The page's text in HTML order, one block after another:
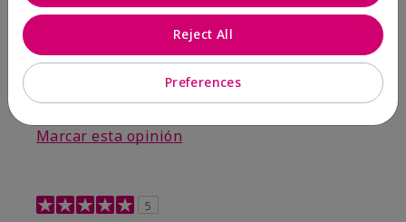
ConclusiónSí, recomendaría a un amigo
¿Le ha resultado útil esta
opinión?
3 1
Marcar esta opinión
5
Preferences
Reject All